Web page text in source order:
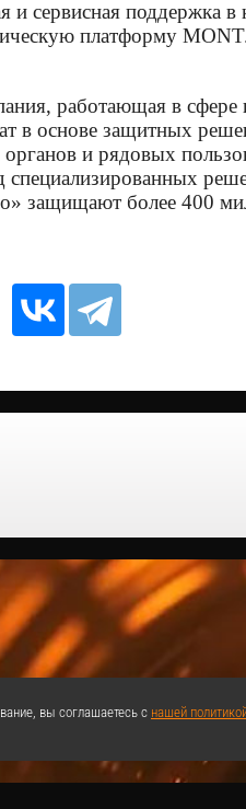
и сервисная
платформу
работающая в сфере
в основе защитных
и рядовых
специализированных
защищают более 400
вы соглашаетесь с нашей